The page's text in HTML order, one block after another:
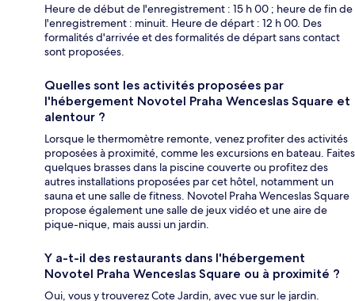
Heure de début de l'enregistrement : 15 h 00 ; heure de fin de
l'enregistrement : minuit. Heure de départ : 12 h 00. Des
formalités d'arrivée et des formalités de départ sans contact
sont proposées.
Quelles sont les activités proposées par
l'hébergement Novotel Praha Wenceslas Square et
alentour ?
Lorsque le thermomètre remonte, venez profiter des activités
proposées à proximité, comme les excursions en bateau. Faites
quelques brasses dans la piscine couverte ou profitez des
autres installations proposées par cet hôtel, notamment un
sauna et une salle de fitness. Novotel Praha Wenceslas Square
propose également une salle de jeux vidéo et une aire de
pique-nique, mais aussi un jardin.
Y a-t-il des restaurants dans l'hébergement
Novotel Praha Wenceslas Square ou à proximité ?
Oui, vous y trouverez Cote Jardin, avec vue sur le jardin.